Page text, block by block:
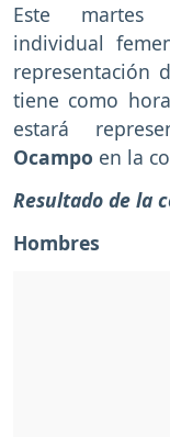
Este
individual
representación
tiene como
estará
Ocampo en la
Resultado de la
Hombres